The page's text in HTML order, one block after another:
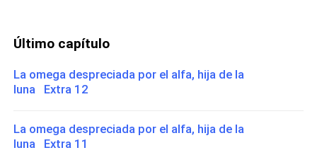
Último capítulo
La omega despreciada por el alfa, hija de la
luna Extra 12
La omega despreciada por el alfa, hija de la
luna Extra 11